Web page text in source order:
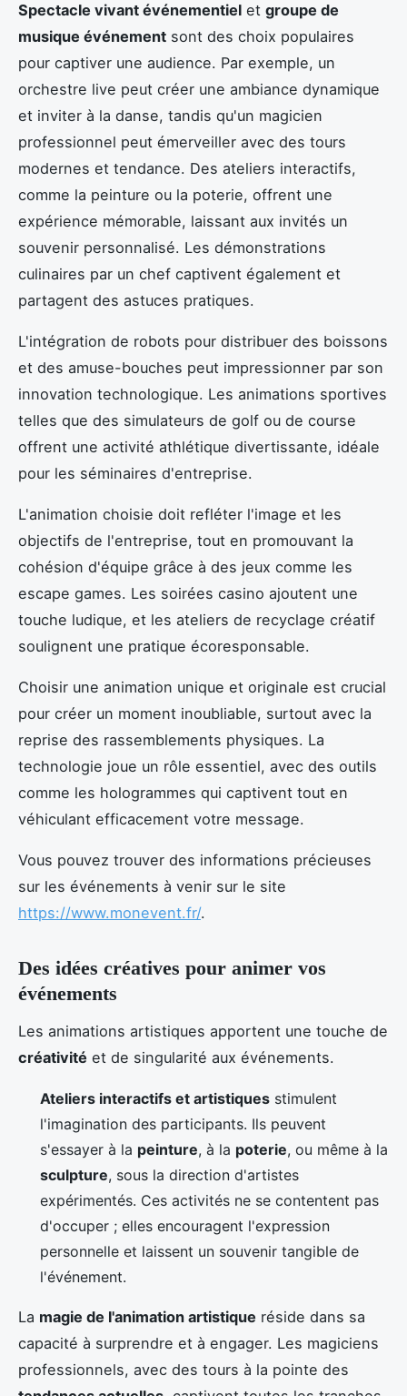
Spectacle vivant événementiel et groupe de
musique événement sont des choix populaires
pour captiver une audience. Par exemple, un
orchestre live peut créer une ambiance dynamique
et inviter à la danse, tandis qu'un magicien
professionnel peut émerveiller avec des tours
modernes et tendance. Des ateliers interactifs,
comme la peinture ou la poterie, offrent une
expérience mémorable, laissant aux invités un
souvenir personnalisé. Les démonstrations
culinaires par un chef captivent également et
partagent des astuces pratiques.
L'intégration de robots pour distribuer des boissons
et des amuse-bouches peut impressionner par son
innovation technologique. Les animations sportives
telles que des simulateurs de golf ou de course
offrent une activité athlétique divertissante, idéale
pour les séminaires d'entreprise.
L'animation choisie doit refléter l'image et les
objectifs de l'entreprise, tout en promouvant la
cohésion d'équipe grâce à des jeux comme les
escape games. Les soirées casino ajoutent une
touche ludique, et les ateliers de recyclage créatif
soulignent une pratique écoresponsable.
Choisir une animation unique et originale est crucial
pour créer un moment inoubliable, surtout avec la
reprise des rassemblements physiques. La
technologie joue un rôle essentiel, avec des outils
comme les hologrammes qui captivent tout en
véhiculant efficacement votre message.
Vous pouvez trouver des informations précieuses
sur les événements à venir sur le site
https://www.monevent.fr/.
Des idées créatives pour animer vos
événements
Les animations artistiques apportent une touche de
créativité et de singularité aux événements.
Ateliers interactifs et artistiques stimulent
l'imagination des participants. Ils peuvent
s'essayer à la peinture, à la poterie, ou même à la
sculpture, sous la direction d'artistes
expérimentés. Ces activités ne se contentent pas
d'occuper ; elles encouragent l'expression
personnelle et laissent un souvenir tangible de
l'événement.
La magie de l'animation artistique réside dans sa
capacité à surprendre et à engager. Les magiciens
professionnels, avec des tours à la pointe des